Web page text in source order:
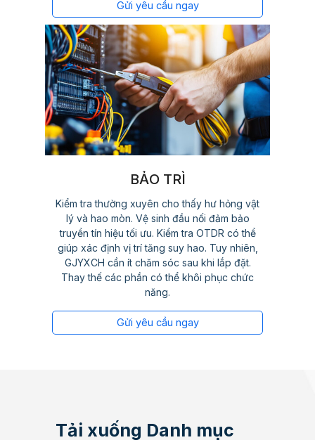
Gửi yêu cầu ngay
BẢO TRÌ
Kiểm tra thường xuyên cho thấy hư hỏng vật
lý và hao mòn. Vệ sinh đầu nối đảm bảo
truyền tín hiệu tối ưu. Kiểm tra OTDR có thể
giúp xác định vị trí tăng suy hao. Tuy nhiên,
GJYXCH cần ít chăm sóc sau khi lắp đặt.
Thay thế các phần có thể khôi phục chức
năng.
Gửi yêu cầu ngay
Tải xuống Danh mục